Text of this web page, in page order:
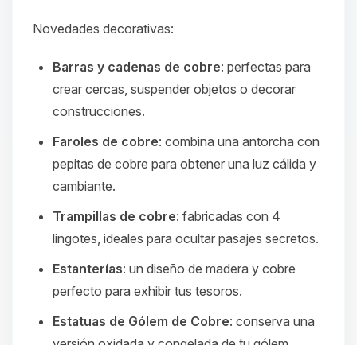
Novedades decorativas:
Barras y cadenas de cobre: perfectas para
crear cercas, suspender objetos o decorar
construcciones.
Faroles de cobre: combina una antorcha con
pepitas de cobre para obtener una luz cálida y
cambiante.
Trampillas de cobre: fabricadas con 4
lingotes, ideales para ocultar pasajes secretos.
Estanterías: un diseño de madera y cobre
perfecto para exhibir tus tesoros.
Estatuas de Gólem de Cobre: conserva una